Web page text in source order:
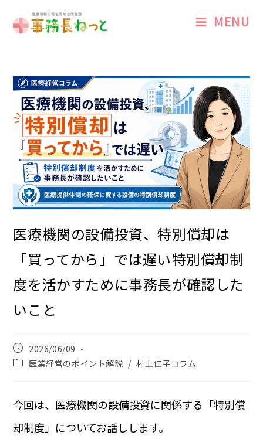
MENU
医療機関の設備投資、特別償却は
「買ってから」では遅い――特別償却制
度を活かすために事務長が確認した
いこと
2026/06/09
医業経営のポイント解説 / 村上佳子コラム
今回は、医療機関の設備投資に関係する「特別償
却制度」についてお話しします。